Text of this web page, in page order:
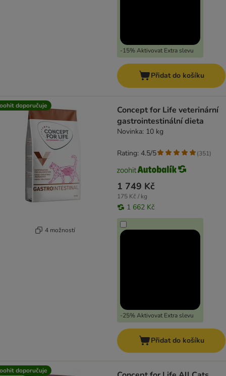
-15% Aktivovat Extra slevu
Přidat do košíku
doporučuje
4 možností
Concept for Life veterinární
gastrointestinální dieta
Novinka: 10 kg
1 749 Kč
175 Kč / kg
1 662 Kč
-25% Aktivovat Extra slevu
Rating: 4.5/5 (351)
Přidat do košíku
doporučuje